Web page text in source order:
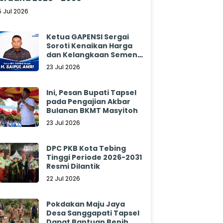
Jul 2026
Ketua GAPENSI Sergai
Soroti Kenaikan Harga
dan Kelangkaan Semen,
Minta Pemerintah
23 Jul 2026
Ini, Pesan Bupati Tapsel
pada Pengajian Akbar
Bulanan BKMT Masyitoh
23 Jul 2026
DPC PKB Kota Tebing
Tinggi Periode 2026-2031
Resmi Dilantik
22 Jul 2026
Pokdakan Maju Jaya
Desa Sanggapati Tapsel